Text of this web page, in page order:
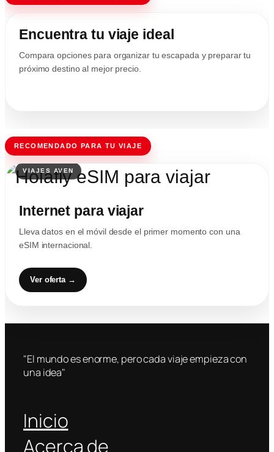
Encuentra tu viaje ideal
Compara opciones para organizar tu escapada y preparar tu
próximo destino al mejor precio.
RECOMENDADO PARA TU VIAJE
Internet para viajar
Lleva datos en el móvil desde el primer momento con una
eSIM internacional.
Ver oferta →
"El mundo es enorme, pero cada viaje empieza con
una idea"
Inicio
Acerca de